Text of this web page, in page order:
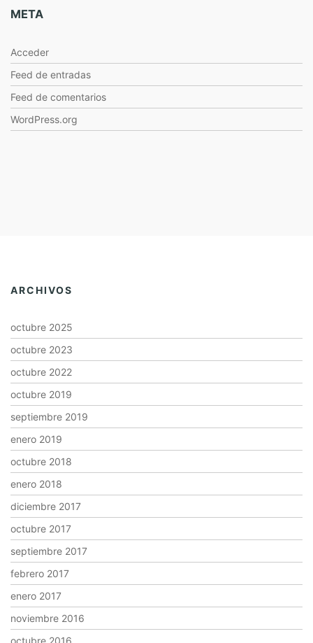
META
Acceder
Feed de entradas
Feed de comentarios
WordPress.org
ARCHIVOS
octubre 2025
octubre 2023
octubre 2022
octubre 2019
septiembre 2019
enero 2019
octubre 2018
enero 2018
diciembre 2017
octubre 2017
septiembre 2017
febrero 2017
enero 2017
noviembre 2016
octubre 2016